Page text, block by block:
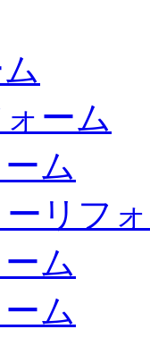
ーム
ム
リフ
ム
ム